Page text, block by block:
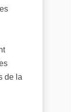
de la